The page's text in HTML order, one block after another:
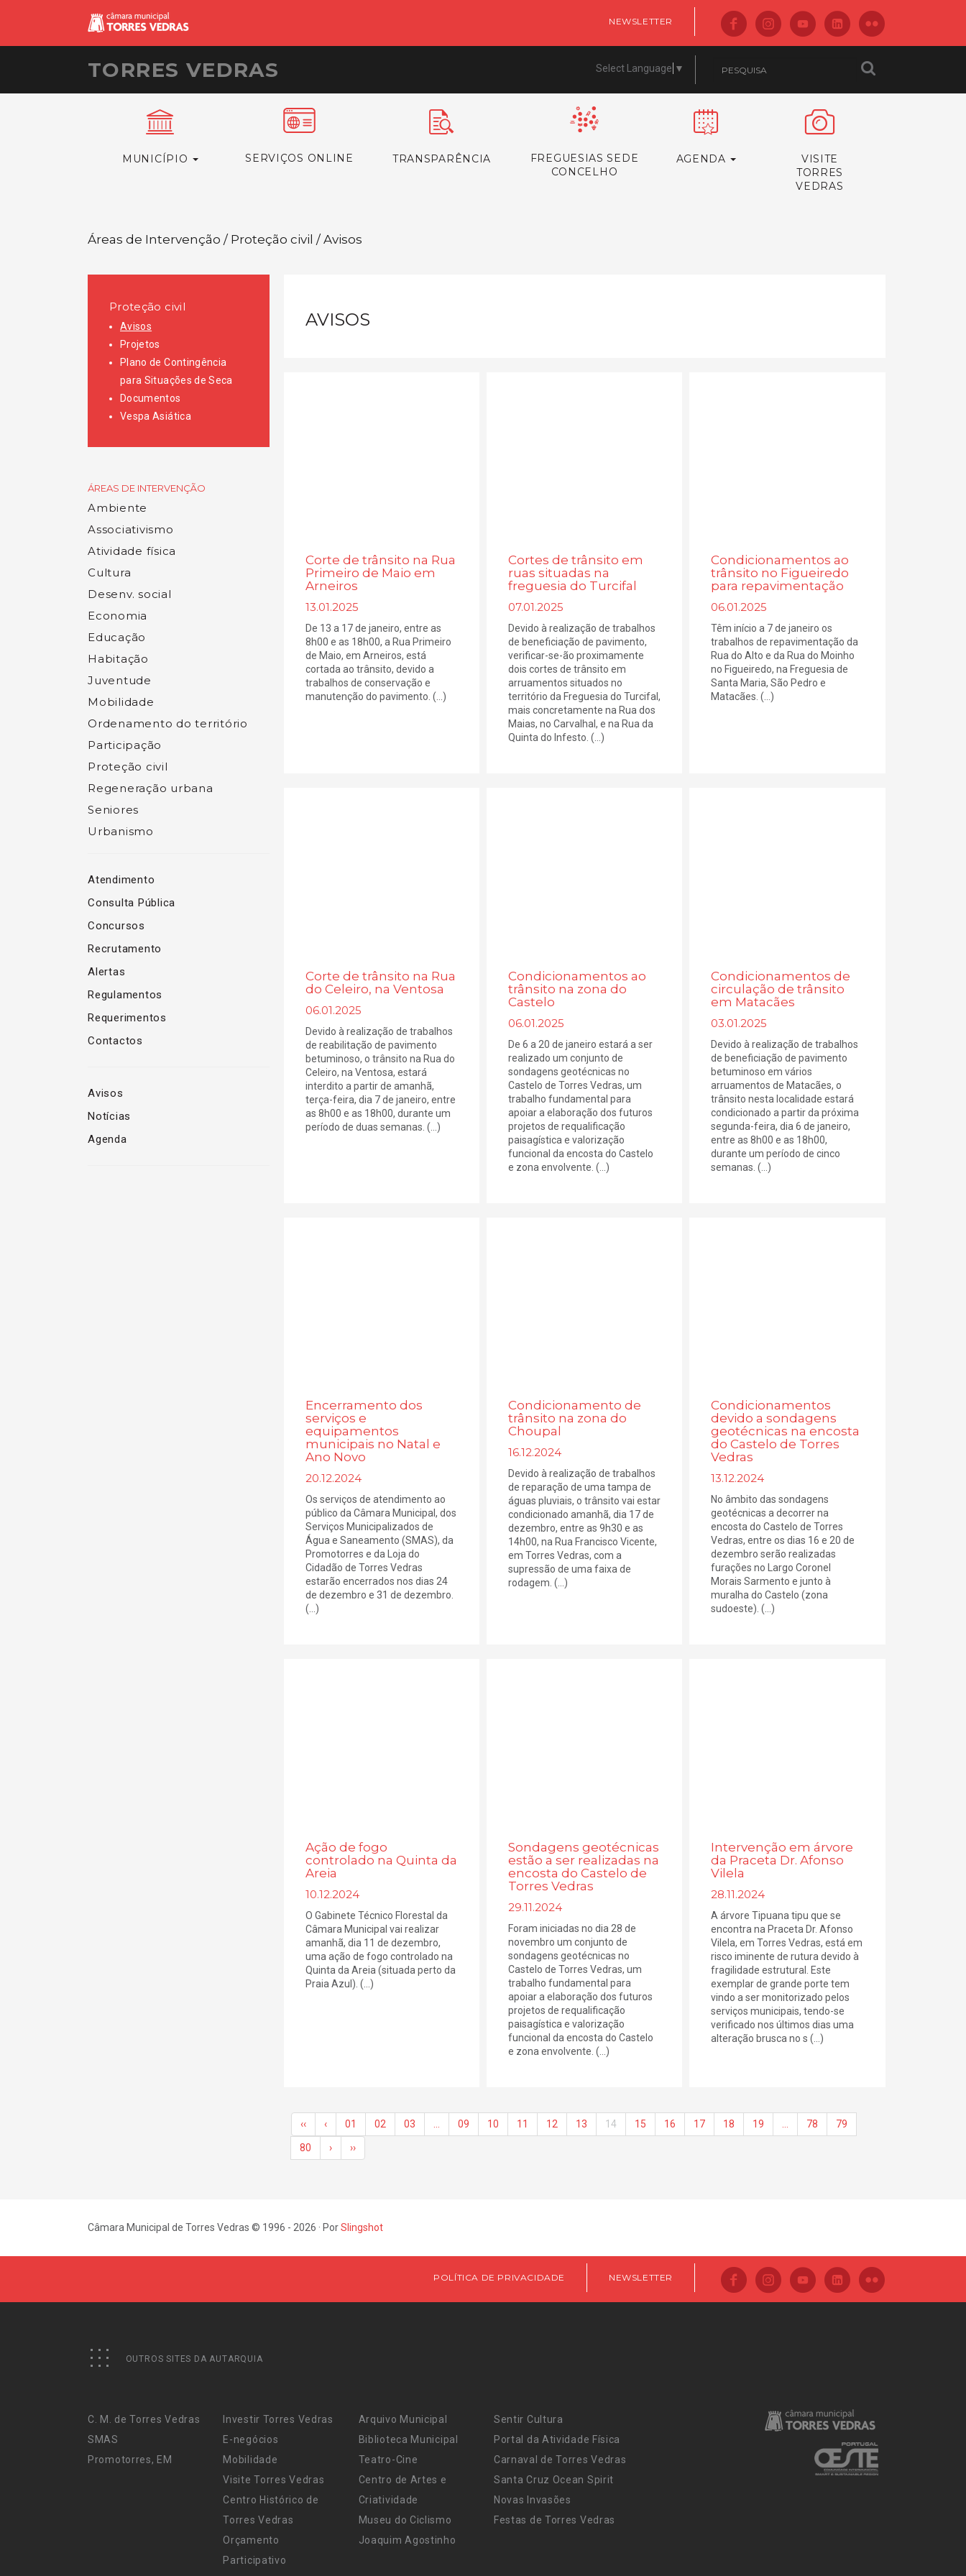
NEWSLETTER
TORRES VEDRAS Select Language ▼
MUNICÍPIO SERVIÇOS ONLINE TRANSPARÊNCIA
FREGUESIAS SEDE
CONCELHO
AGENDA
VISITE
TORRES
VEDRAS
Áreas de Intervenção / Proteção civil / Avisos
Proteção civil
Avisos
Projetos
Plano de Contingência
para Situações de Seca
Documentos
Vespa Asiática
ÁREAS DE INTERVENÇÃO
Ambiente
Associativismo
Atividade física
Cultura
Desenv. social
Economia
Educação
Habitação
Juventude
Mobilidade
Ordenamento do território
Participação
Proteção civil
Regeneração urbana
Seniores
Urbanismo
Atendimento
Consulta Pública
Concursos
Recrutamento
Alertas
Regulamentos
Requerimentos
Contactos
Avisos
Notícias
Agenda
AVISOS
Corte de trânsito na Rua
Primeiro de Maio em
Arneiros
13.01.2025
De 13 a 17 de janeiro, entre as
8h00 e as 18h00, a Rua Primeiro
de Maio, em Arneiros, está
cortada ao trânsito, devido a
trabalhos de conservação e
manutenção do pavimento. (...)
Cortes de trânsito em
ruas situadas na
freguesia do Turcifal
07.01.2025
Devido à realização de trabalhos
de beneficiação de pavimento,
verificar-se-ão proximamente
dois cortes de trânsito em
arruamentos situados no
território da Freguesia do Turcifal,
mais concretamente na Rua dos
Maias, no Carvalhal, e na Rua da
Quinta do Infesto. (...)
Condicionamentos ao
trânsito no Figueiredo
para repavimentação
06.01.2025
Têm início a 7 de janeiro os
trabalhos de repavimentação da
Rua do Alto e da Rua do Moinho
no Figueiredo, na Freguesia de
Santa Maria, São Pedro e
Matacães. (...)
Corte de trânsito na Rua
do Celeiro, na Ventosa
06.01.2025
Devido à realização de trabalhos
de reabilitação de pavimento
betuminoso, o trânsito na Rua do
Celeiro, na Ventosa, estará
interdito a partir de amanhã,
terça-feira, dia 7 de janeiro, entre
as 8h00 e as 18h00, durante um
período de duas semanas. (...)
Condicionamentos ao
trânsito na zona do
Castelo
06.01.2025
De 6 a 20 de janeiro estará a ser
realizado um conjunto de
sondagens geotécnicas no
Castelo de Torres Vedras, um
trabalho fundamental para
apoiar a elaboração dos futuros
projetos de requalificação
paisagística e valorização
funcional da encosta do Castelo
e zona envolvente. (...)
Condicionamentos de
circulação de trânsito
em Matacães
03.01.2025
Devido à realização de trabalhos
de beneficiação de pavimento
betuminoso em vários
arruamentos de Matacães, o
trânsito nesta localidade estará
condicionado a partir da próxima
segunda-feira, dia 6 de janeiro,
entre as 8h00 e as 18h00,
durante um período de cinco
semanas. (...)
Encerramento dos
serviços e
equipamentos
municipais no Natal e
Ano Novo
20.12.2024
Os serviços de atendimento ao
público da Câmara Municipal, dos
Serviços Municipalizados de
Água e Saneamento (SMAS), da
Promotorres e da Loja do
Cidadão de Torres Vedras
estarão encerrados nos dias 24
de dezembro e 31 de dezembro.
(...)
Condicionamento de
trânsito na zona do
Choupal
16.12.2024
Devido à realização de trabalhos
de reparação de uma tampa de
águas pluviais, o trânsito vai estar
condicionado amanhã, dia 17 de
dezembro, entre as 9h30 e as
14h00, na Rua Francisco Vicente,
em Torres Vedras, com a
supressão de uma faixa de
rodagem. (...)
Condicionamentos
devido a sondagens
geotécnicas na encosta
do Castelo de Torres
Vedras
13.12.2024
No âmbito das sondagens
geotécnicas a decorrer na
encosta do Castelo de Torres
Vedras, entre os dias 16 e 20 de
dezembro serão realizadas
furações no Largo Coronel
Morais Sarmento e junto à
muralha do Castelo (zona
sudoeste). (...)
Ação de fogo
controlado na Quinta da
Areia
10.12.2024
O Gabinete Técnico Florestal da
Câmara Municipal vai realizar
amanhã, dia 11 de dezembro,
uma ação de fogo controlado na
Quinta da Areia (situada perto da
Praia Azul). (...)
Sondagens geotécnicas
estão a ser realizadas na
encosta do Castelo de
Torres Vedras
29.11.2024
Foram iniciadas no dia 28 de
novembro um conjunto de
sondagens geotécnicas no
Castelo de Torres Vedras, um
trabalho fundamental para
apoiar a elaboração dos futuros
projetos de requalificação
paisagística e valorização
funcional da encosta do Castelo
e zona envolvente. (...)
Intervenção em árvore
da Praceta Dr. Afonso
Vilela
28.11.2024
A árvore Tipuana tipu que se
encontra na Praceta Dr. Afonso
Vilela, em Torres Vedras, está em
risco iminente de rutura devido à
fragilidade estrutural. Este
exemplar de grande porte tem
vindo a ser monitorizado pelos
serviços municipais, tendo-se
verificado nos últimos dias uma
alteração brusca no s (...)
‹‹ ‹ 01 02 03 09 10 11 12 13 14 15 16 17 18 19 78 79
80 › ››
Câmara Municipal de Torres Vedras © 1996 - 2026 · PorSlingshot
POLÍTICA DE PRIVACIDADE NEWSLETTER
OUTROS SITES DA AUTARQUIA
C. M. de Torres Vedras
SMAS
Promotorres, EM
Investir Torres Vedras
E-negócios
Mobilidade
Visite Torres Vedras
Centro Histórico de
Torres Vedras
Orçamento
Participativo
Arquivo Municipal
Biblioteca Municipal
Teatro-Cine
Centro de Artes e
Criatividade
Museu do Ciclismo
Joaquim Agostinho
Sentir Cultura
Portal da Atividade Física
Carnaval de Torres Vedras
Santa Cruz Ocean Spirit
Novas Invasões
Festas de Torres Vedras